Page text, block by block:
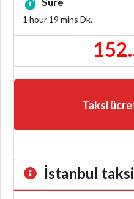
1 hour 19 mins Dk.
Taksi
İstanbul